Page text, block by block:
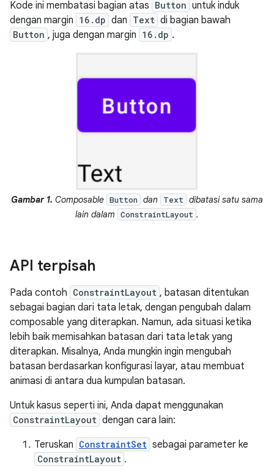
Kode ini membatasi bagian atas Button untuk induk
dengan margin 16.dp dan Text di bagian bawah
Button , juga dengan margin 16.dp .
Gambar 1. Composable Button dan Text
dibatasi satu sama
lain dalam
ConstraintLayout .
API terpisah
Pada contoh ConstraintLayout , batasan ditentukan
sebagai bagian dari tata letak, dengan pengubah dalam
composable yang diterapkan. Namun, ada situasi ketika
lebih baik memisahkan batasan dari tata letak yang
diterapkan. Misalnya, Anda mungkin ingin mengubah
batasan berdasarkan konfigurasi layar, atau membuat
animasi di antara dua kumpulan batasan.
Untuk kasus seperti ini, Anda dapat menggunakan
ConstraintLayout dengan cara lain:
Teruskan ConstraintSet sebagai parameter ke
ConstraintLayout .